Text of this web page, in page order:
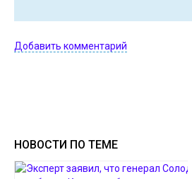
Добавить комментарий
НОВОСТИ ПО ТЕМЕ